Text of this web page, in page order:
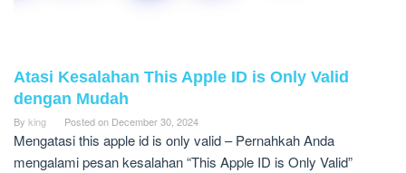
Atasi Kesalahan This Apple ID is Only Valid
dengan Mudah
By king Posted on December 30, 2024
Mengatasi this apple id is only valid – Pernahkah Anda
mengalami pesan kesalahan “This Apple ID is Only Valid”